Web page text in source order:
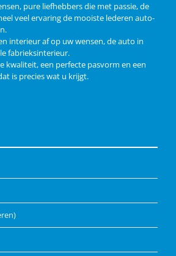
pure liefhebbers die met passie, de
veel ervaring de mooiste lederen auto-
interieur af op uw wensen, de auto in
fabrieksinterieur.
kwaliteit, een perfecte pasvorm en een
is precies wat u krijgt.